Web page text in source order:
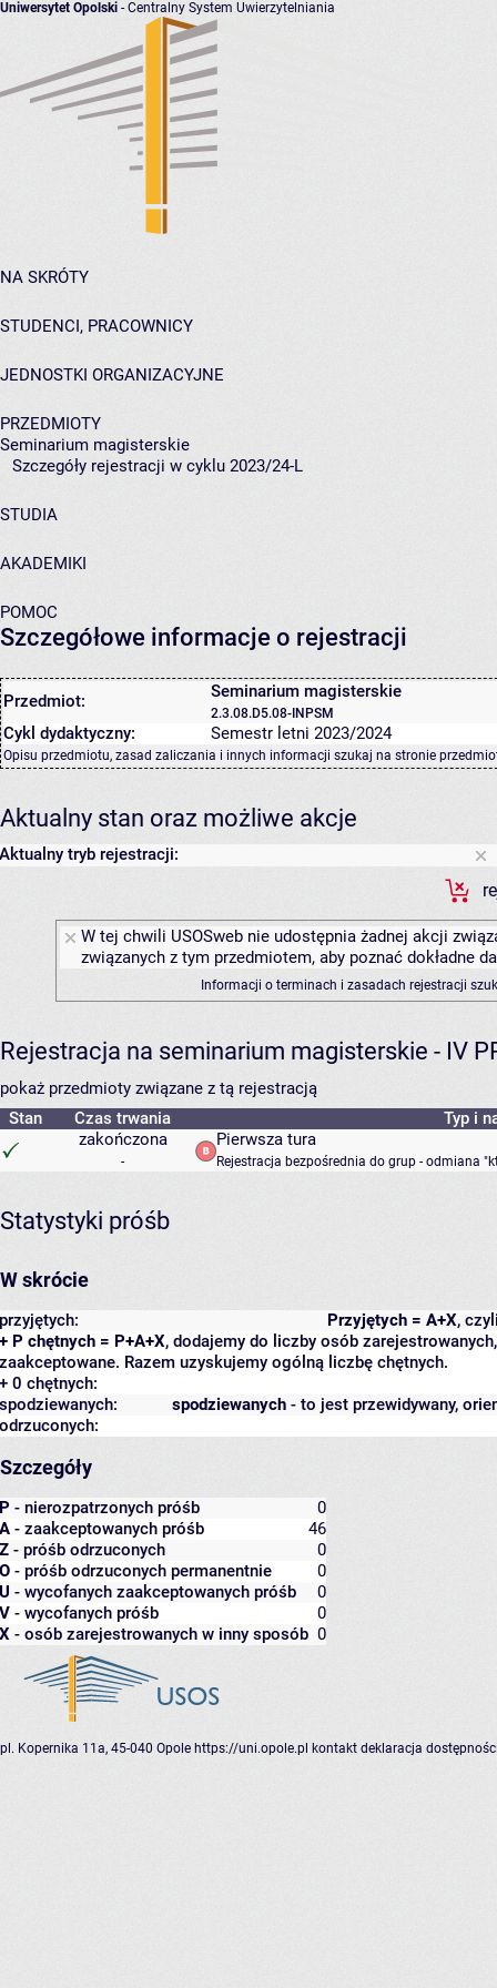
Uniwersytet Opolski - Centralny System Uwierzytelniania
NA SKRÓTY
STUDENCI, PRACOWNICY
JEDNOSTKI ORGANIZACYJNE
PRZEDMIOTY
Seminarium magisterskie
Szczegóły rejestracji w cyklu 2023/24-L
STUDIA
AKADEMIKI
POMOC
Szczegółowe informacje o rejestracji
Przedmiot: Seminarium magisterskie
2.3.08.D5.08-INPSM
Cykl dydaktyczny: Semestr letni 2023/2024
Opisu przedmiotu, zasad zaliczania i innych informacji szukaj na stronie
Aktualny stan oraz możliwe akcje
Aktualny tryb rejestracji:
W tej chwili USOSweb nie udostępnia żadnej akcji
związanych z tym przedmiotem, aby poznać dokładne
Informacji o terminach i zasadach rejestracji
Rejestracja na seminarium magisterskie - IV
pokaż przedmioty związane z tą rejestracją
Stan
Czas trwania
Typ i
zakończona
-
Pierwsza tura
Rejestracja bezpośrednia do grup - odmiana
Statystyki próśb
W skrócie
Przyjętych = A+X,
przyjętych:
+ P chętnych = P+A+X, dodajemy do liczby osób
zaakceptowane. Razem uzyskujemy ogólną liczbę chętnych.
+ 0 chętnych:
spodziewanych - to jest przewidywany,
spodziewanych:
odrzuconych:
Szczegóły
P - nierozpatrzonych próśb
0
A - zaakceptowanych próśb
46
Z - próśb odrzuconych
0
O - próśb odrzuconych permanentnie
0
U - wycofanych zaakceptowanych próśb
0
V - wycofanych próśb
0
X - osób zarejestrowanych w inny sposób 0
pl. Kopernika 11a, 45-040 Opole https://uni.opole.pl kontakt deklaracja